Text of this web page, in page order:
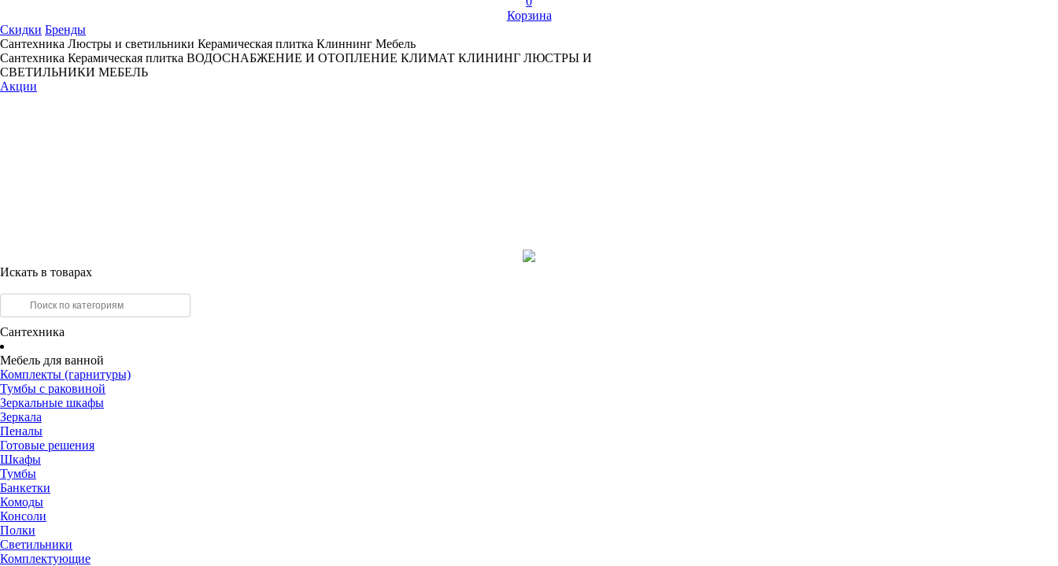
Корзина
Скидки Бренды
Сантехника Люстры и светильники Керамическая плитка Клиннинг Мебель
Сантехника Керамическая плитка ВОДОСНАБЖЕНИЕ И ОТОПЛЕНИЕ КЛИМАТ КЛИНИНГ ЛЮСТРЫ И
СВЕТИЛЬНИКИ МЕБЕЛЬ
Акции
Искать в товарах
Сантехника
Мебель для ванной
Комплекты (гарнитуры)
Тумбы с раковиной
Зеркальные шкафы
Зеркала
Пеналы
Готовые решения
Шкафы
Тумбы
Банкетки
Комоды
Консоли
Полки
Светильники
Комплектующие